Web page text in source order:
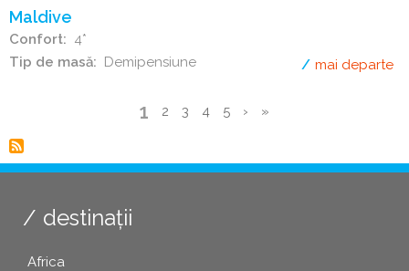
Maldive
Confort
4*
Tip de masă
Demipensiune mai departe
Pagina
1 Page
2 Page
3 Page
4 Page
5
Pagina
›
Ultima
»
destinații
Africa